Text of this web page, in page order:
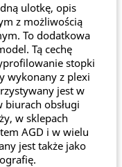
ulotkę, opis
z możliwością
To dodatkowa
Tą cechę
stopki
wykonany z plexi
jest w
obsługi
w sklepach
AGD i w wielu
jest także jako